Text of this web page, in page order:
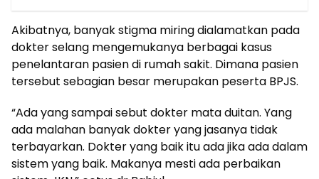
Akibatnya, banyak stigma miring dialamatkan pada
dokter selang mengemukanya berbagai kasus
penelantaran pasien di rumah sakit. Dimana pasien
tersebut sebagian besar merupakan peserta BPJS.
“Ada yang sampai sebut dokter mata duitan. Yang
ada malahan banyak dokter yang jasanya tidak
terbayarkan. Dokter yang baik itu ada jika ada dalam
sistem yang baik. Makanya mesti ada perbaikan